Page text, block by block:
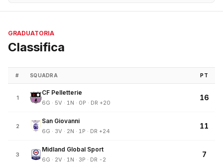
GRADUATORIA
Classifica
# SQUADRA PT
1
CF Pelletterie
6G · 5V · 1N · 0P · DR +20
16
2
San Giovanni
6G · 3V · 2N · 1P · DR +24
11
3
Midland Global Sport
6G · 2V · 1N · 3P · DR -2
7